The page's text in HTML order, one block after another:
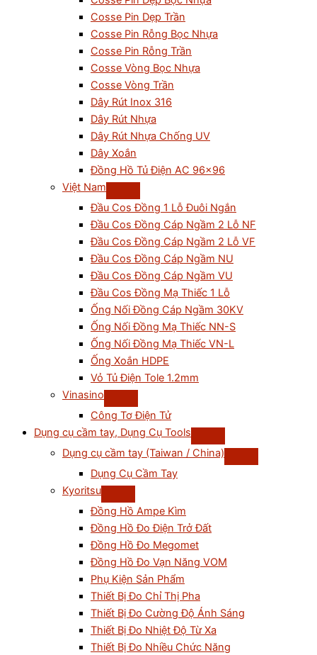
Cosse Pin Dẹp Trần
Cosse Pin Rỗng Bọc Nhựa
Cosse Pin Rỗng Trần
Cosse Vòng Bọc Nhựa
Cosse Vòng Trần
Dây Rút Inox 316
Dây Rút Nhựa
Dây Rút Nhựa Chống UV
Dây Xoắn
Đồng Hồ Tủ Điện AC 96×96
Việt Nam
Đầu Cos Đồng 1 Lỗ Đuôi Ngắn
Đầu Cos Đồng Cáp Ngầm 2 Lỗ NF
Đầu Cos Đồng Cáp Ngầm 2 Lỗ VF
Đầu Cos Đồng Cáp Ngầm NU
Đầu Cos Đồng Cáp Ngầm VU
Đầu Cos Đồng Mạ Thiếc 1 Lỗ
Ống Nối Đồng Cáp Ngầm 30KV
Ống Nối Đồng Mạ Thiếc NN-S
Ống Nối Đồng Mạ Thiếc VN-L
Ống Xoắn HDPE
Vỏ Tủ Điện Tole 1.2mm
Vinasino
Công Tơ Điện Tử
Dụng cụ cầm tay, Dụng Cụ Tools
Dụng cụ cầm tay (Taiwan / China)
Dụng Cụ Cầm Tay
Kyoritsu
Đồng Hồ Ampe Kìm
Đồng Hồ Đo Điện Trở Đất
Đồng Hồ Đo Megomet
Đồng Hồ Đo Vạn Năng VOM
Phụ Kiện Sản Phẩm
Thiết Bị Đo Chỉ Thị Pha
Thiết Bị Đo Cường Độ Ánh Sáng
Thiết Bị Đo Nhiệt Độ Từ Xa
Thiết Bị Đo Nhiều Chức Năng